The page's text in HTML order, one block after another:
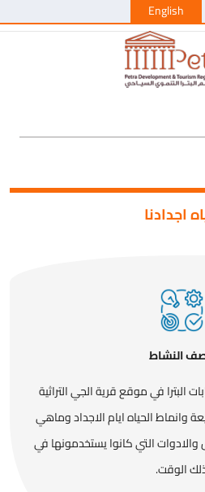
English
اجدادنا
النشاط
البترا في موقع قرية الجي التراثية
وانماط الحياه ايام الاجداد وماهي
والادوات التي كانوا يستخدمونها في
الوقت.